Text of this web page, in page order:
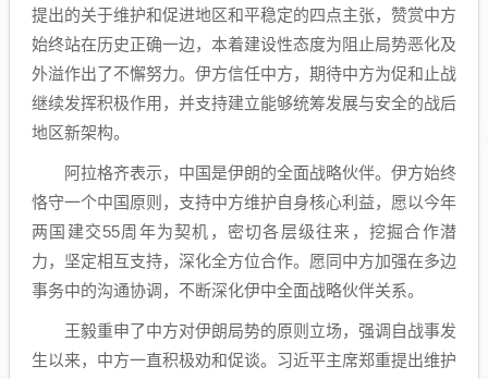
提出的关于维护和促进地区和平稳定的四点主张，赞赏中方
始终站在历史正确一边，本着建设性态度为阻止局势恶化及
外溢作出了不懈努力。伊方信任中方，期待中方为促和止战
继续发挥积极作用，并支持建立能够统筹发展与安全的战后
地区新架构。
阿拉格齐表示，中国是伊朗的全面战略伙伴。伊方始终
恪守一个中国原则，支持中方维护自身核心利益，愿以今年
两国建交55周年为契机，密切各层级往来，挖掘合作潜
力，坚定相互支持，深化全方位合作。愿同中方加强在多边
事务中的沟通协调，不断深化伊中全面战略伙伴关系。
王毅重申了中方对伊朗局势的原则立场，强调自战事发
生以来，中方一直积极劝和促谈。习近平主席郑重提出维护